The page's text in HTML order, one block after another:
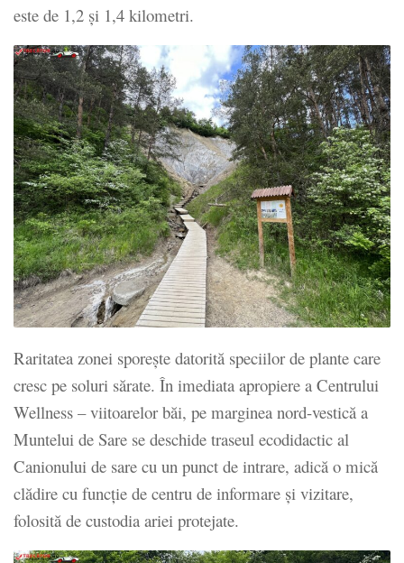
este de 1,2 și 1,4 kilometri.
Raritatea zonei sporește datorită speciilor de plante care
cresc pe soluri sărate. În imediata apropiere a Centrului
Wellness – viitoarelor băi, pe marginea nord-vestică a
Muntelui de Sare se deschide traseul ecodidactic al
Canionului de sare cu un punct de intrare, adică o mică
clădire cu funcţie de centru de informare şi vizitare,
folosită de custodia ariei protejate.